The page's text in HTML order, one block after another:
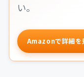
い。
Amazonで詳細を